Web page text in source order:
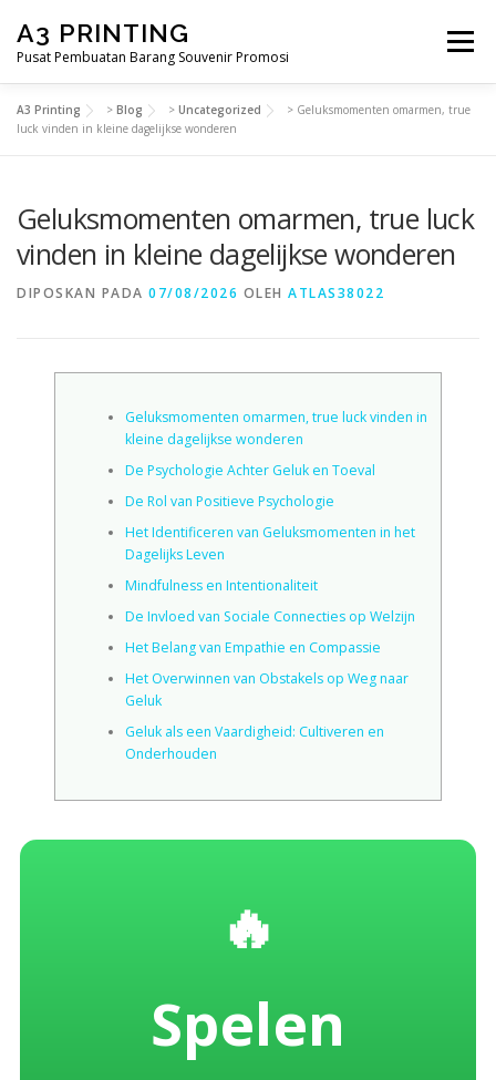
konten
A3 PRINTING
Pusat Pembuatan Barang Souvenir Promosi
Menu
BERANDA PRODUK KAMI
SAMPLE PAGE
A3 Printing > Blog > Uncategorized > Geluksmomenten omarmen, true
luck vinden in kleine dagelijkse wonderen
Geluksmomenten omarmen, true luck
vinden in kleine dagelijkse wonderen
DIPOSKAN PADA 07/08/2026 OLEH ATLAS38022
Geluksmomenten omarmen, true luck vinden in
kleine dagelijkse wonderen
De Psychologie Achter Geluk en Toeval
De Rol van Positieve Psychologie
Het Identificeren van Geluksmomenten in het
Dagelijks Leven
Mindfulness en Intentionaliteit
De Invloed van Sociale Connecties op Welzijn
Het Belang van Empathie en Compassie
Het Overwinnen van Obstakels op Weg naar
Geluk
Geluk als een Vaardigheid: Cultiveren en
Onderhouden
🔥
Spelen